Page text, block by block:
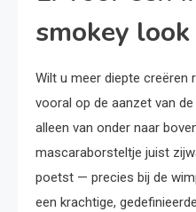
smokey look
Wilt u meer diepte creëren
vooral op de aanzet van
alleen van onder naar
mascaraborsteltje juist
poetst — precies bij de
een krachtige,